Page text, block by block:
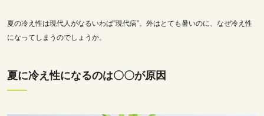
夏の冷え性は現代人がなるいわば”現代病”。外はとても暑いのに、なぜ冷え性
になってしまうのでしょうか。
夏に冷え性になるのは〇〇が原因